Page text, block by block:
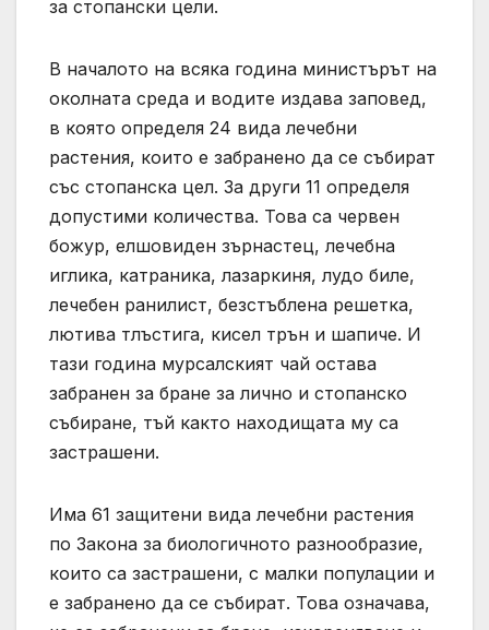
за стопански цели.
В началото на всяка година министърът на
околната среда и водите издава заповед,
в която определя 24 вида лечебни
растения, които е забранено да се събират
със стопанска цел. За други 11 определя
допустими количества. Това са червен
божур, елшовиден зърнастец, лечебна
иглика, катраника, лазаркиня, лудо биле,
лечебен ранилист, безстъблена решетка,
лютива тлъстига, кисел трън и шапиче. И
тази година мурсалският чай остава
забранен за бране за лично и стопанско
събиране, тъй както находищата му са
застрашени.
Има 61 защитени вида лечебни растения
по Закона за биологичното разнообразие,
които са застрашени, с малки популации и
е забранено да се събират. Това означава,